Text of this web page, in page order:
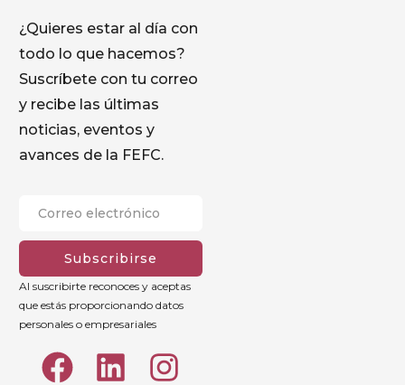
¿Quieres estar al día con
todo lo que hacemos?
Suscríbete con tu correo
y recibe las últimas
noticias, eventos y
avances de la FEFC.
Subscribirse
Al suscribirte reconoces y aceptas
que estás proporcionando datos
personales o empresariales